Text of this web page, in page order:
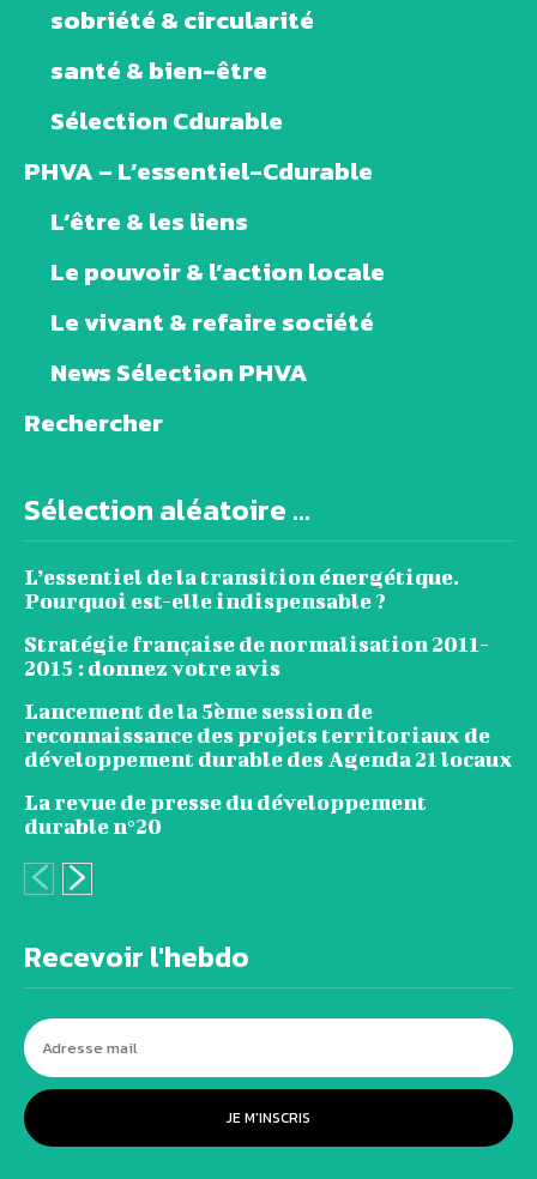
sobriété & circularité
santé & bien-être
Sélection Cdurable
PHVA – L’essentiel-Cdurable
L’être & les liens
Le pouvoir & l’action locale
Le vivant & refaire société
News Sélection PHVA
Rechercher
Sélection aléatoire ...
L’essentiel de la transition énergétique.
Pourquoi est-elle indispensable ?
Stratégie française de normalisation 2011-
2015 : donnez votre avis
Lancement de la 5ème session de
reconnaissance des projets territoriaux de
développement durable des Agenda 21 locaux
La revue de presse du développement
durable n°20
Recevoir l'hebdo
JE M'INSCRIS